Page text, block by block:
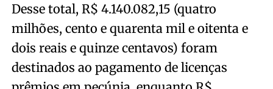
Desse total, R$ 4.140.082,15 (quatro
milhões, cento e quarenta mil e oitenta e
dois reais e quinze centavos) foram
destinados ao pagamento de licenças